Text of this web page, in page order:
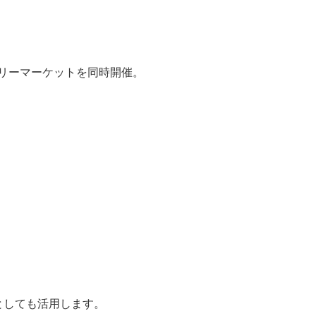
マーケットを同時開催。
ても活用します。